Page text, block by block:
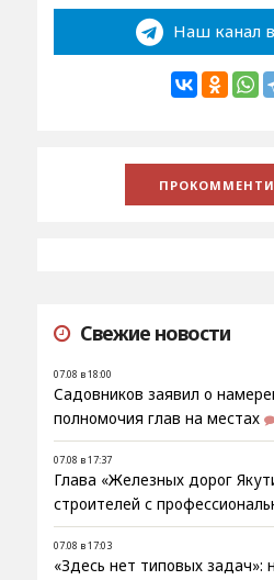
Наш канал
Свежие новости
07.08 в 18:00
Садовников заявил о
полномочия глав на местах
07.08 в 17:37
Глава «Железных дорог
строителей с
07.08 в 17:03
«Здесь нет типовых задач»: